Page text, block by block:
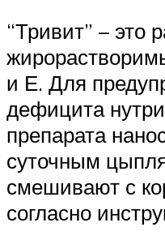
“Тривит” – это
и Е. Для
дефицита
препарата
суточным
смешивают с
согласно